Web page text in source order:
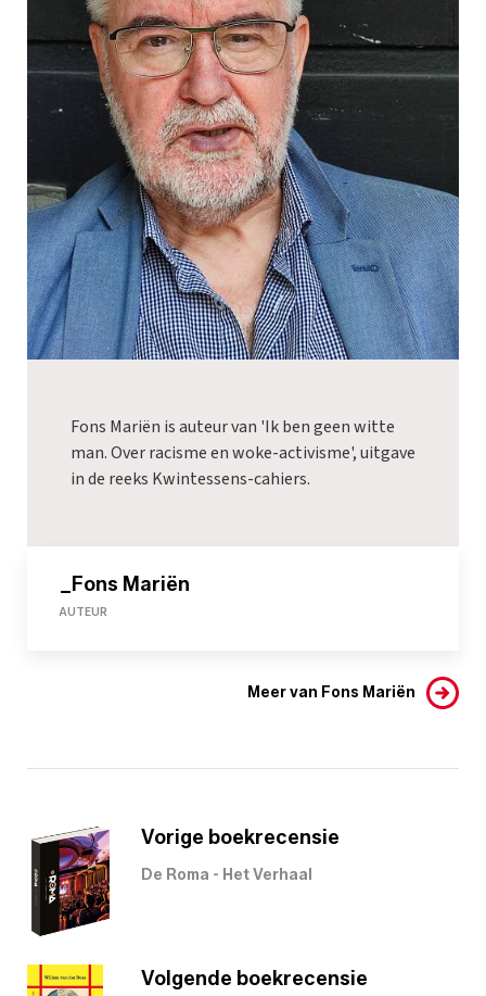
Fons Mariën is auteur van 'Ik ben geen witte
man. Over racisme en woke-activisme', uitgave
in de reeks Kwintessens-cahiers.
_Fons Mariën
AUTEUR
Meer van Fons Mariën
Vorige boekrecensie
De Roma - Het Verhaal
Volgende boekrecensie